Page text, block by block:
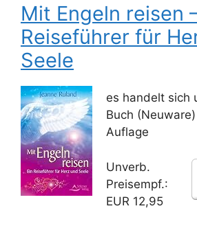
Mit Engeln reisen
Reiseführer für
Seele
es handelt sich
Buch
Auflage
Unverb.
Preisempf.:
EUR 12,95